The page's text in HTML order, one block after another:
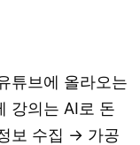
튜브에 올라오는
강의는 AI로 돈
보 수집 → 가공